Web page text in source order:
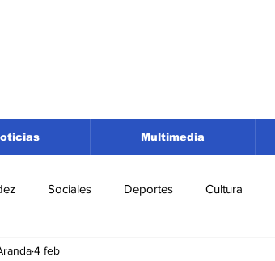
Multimedia
Sociales Deportes Cultura
San Lorenzo
4 feb